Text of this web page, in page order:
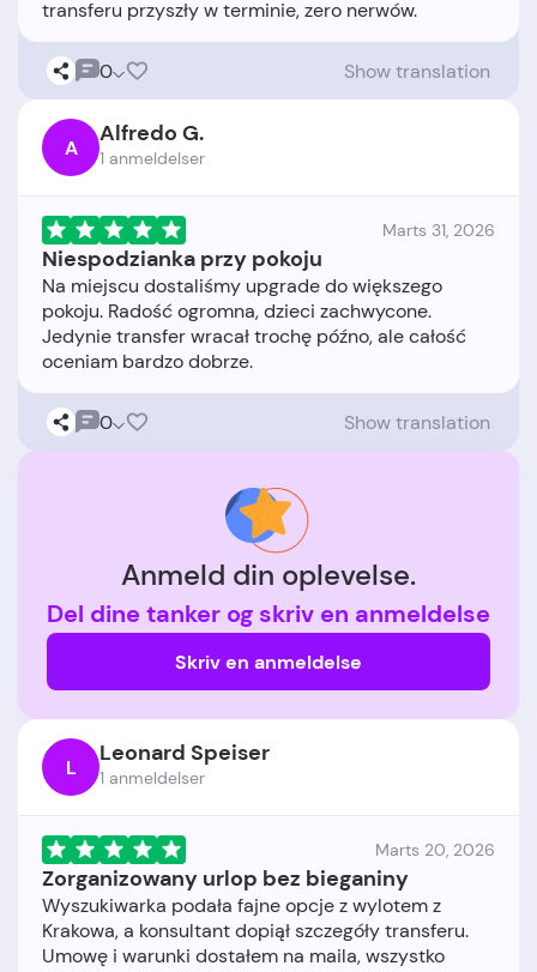
0 Show translation
A Alfredo G.
1 anmeldelser
Marts 31, 2026
Niespodzianka przy pokoju
Na miejscu dostaliśmy upgrade do większego
pokoju. Radość ogromna, dzieci zachwycone.
Jedynie transfer wracał trochę późno, ale całość
0 Show translation
Anmeld din oplevelse.
Del dine tanker og skriv en anmeldelse
Skriv en anmeldelse
L Leonard Speiser
1 anmeldelser
Marts 20, 2026
Zorganizowany urlop bez bieganiny
Wyszukiwarka podała fajne opcje z wylotem z
Krakowa, a konsultant dopiął szczegóły transferu.
Umowę i warunki dostałem na maila, wszystko